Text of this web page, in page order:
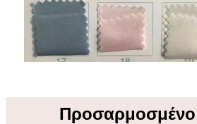
Προσαρμοσμένο